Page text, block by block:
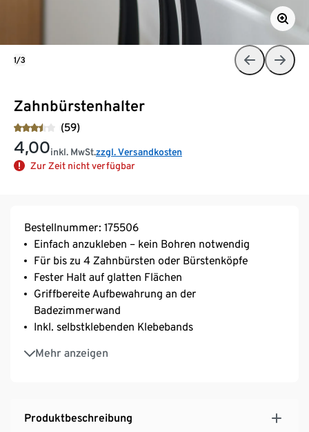
Zahnbürstenhalter
(59)
4,00inkl. MwSt.zzgl. Versandkosten
Zur Zeit nicht verfügbar
1/3
Bestellnummer: 175506
Einfach anzukleben – kein Bohren notwendig
Für bis zu 4 Zahnbürsten oder Bürstenköpfe
Fester Halt auf glatten Flächen
Griffbereite Aufbewahrung an der
Badezimmerwand
Inkl. selbstklebenden Klebebands
Mehr anzeigen
Aus rostfreiem, pulverbeschichtetem Edelstahl
Produktbeschreibung